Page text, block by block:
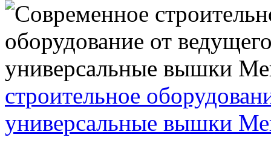
строительное
универсальные вышки